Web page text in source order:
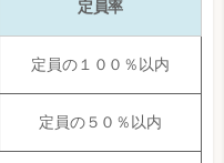
定員率
定員の１００％以内
定員の５０％以内